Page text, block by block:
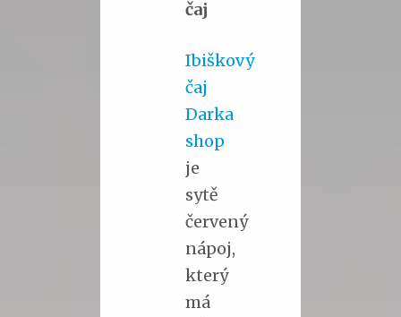
čaj
Ibiškový
čaj
Darka
shop
je
sytě
červený
nápoj,
který
má